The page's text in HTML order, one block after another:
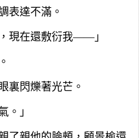
表達不滿。
現在還敷衍我——」
裏閃爍著光芒。
。」